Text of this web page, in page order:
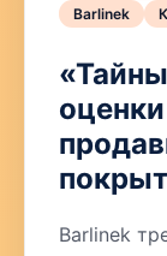
Barlinek
Barlinek